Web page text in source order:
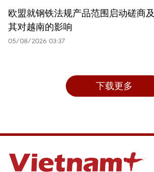
欧盟就钢铁法规产品范围启动磋商及
其对越南的影响
05/08/2026 03:37
下载更多